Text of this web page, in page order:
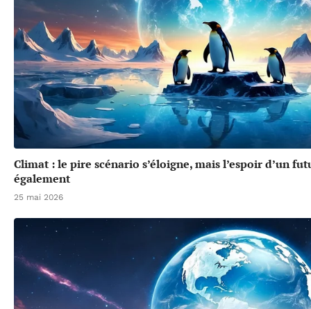
Climat : le pire scénario s’éloigne, mais l’espoir d’un
également
25 mai 2026